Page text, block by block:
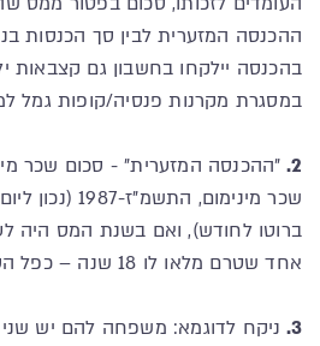
ההכנסה המזערית לבין סך הכנסות
בהכנסה יילקחו בחשבון גם קצבאות
במסגרת מקרנות פנסיה/קופות גמל
2. "ההכנסה המזערית" - סכום שכר
ברוטו לחודש), ואם בשנת המס היה
אחד שטרם מלאו לו 18 שנה – כפל הסכום האמור.
3. ניקח לדוגמא: משפחה להם יש